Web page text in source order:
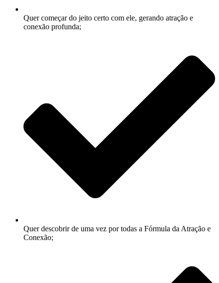
Quer começar do jeito certo com ele, gerando atração e
conexão profunda;
Quer descobrir de uma vez por todas a Fórmula da Atração e
Conexão;